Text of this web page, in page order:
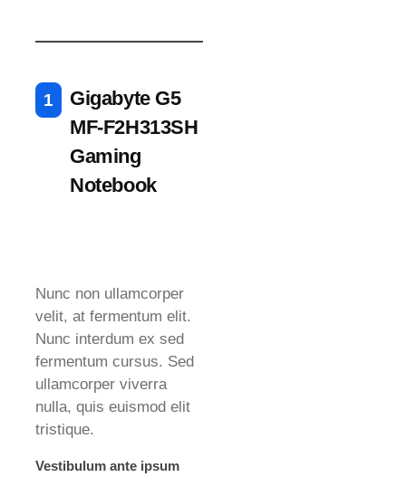
Gigabyte G5
MF-F2H313SH
Gaming
Notebook
Nunc non ullamcorper
velit, at fermentum elit.
Nunc interdum ex sed
fermentum cursus. Sed
ullamcorper viverra
nulla, quis euismod elit
tristique.
Vestibulum ante ipsum